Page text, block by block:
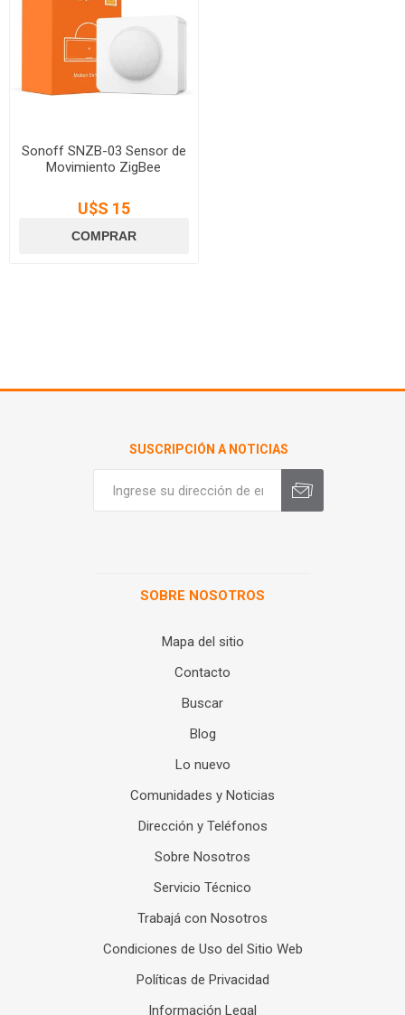
Sonoff SNZB-03 Sensor de
Movimiento ZigBee
U$S 15
SUSCRIPCIÓN A NOTICIAS
SOBRE NOSOTROS
Mapa del sitio
Contacto
Buscar
Blog
Lo nuevo
Comunidades y Noticias
Dirección y Teléfonos
Sobre Nosotros
Servicio Técnico
Trabajá con Nosotros
Condiciones de Uso del Sitio Web
Políticas de Privacidad
Información Legal